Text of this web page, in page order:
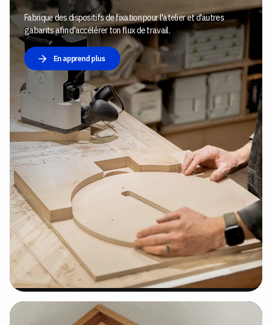
Fabrique des dispositifs de fixation pour l'atelier et d'autres
gabarits afin d'accélérer ton flux de travail.
En apprend plus